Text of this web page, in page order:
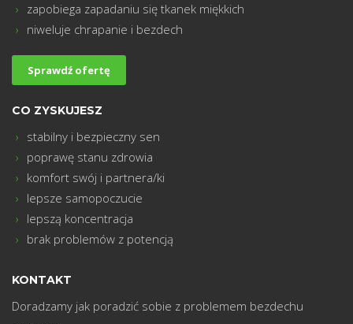
zapobiega zapadaniu się tkanek miękkich
niweluje chrapanie i bezdech
Sprawdź ofertę
CO ZYSKUJESZ
stabilny i bezpieczny sen
poprawę stanu zdrowia
komfort swój i partnera/ki
lepsze samopoczucie
lepszą koncentracja
brak problemów z potencją
KONTAKT
Doradzamy jak poradzić sobie z problemem bezdechu